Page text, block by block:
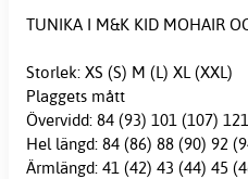
TUNIKA I M&K KID MOHAIR
Storlek: XS (S) M (L) XL (XXL)
Plaggets mått
Övervidd: 84 (93) 101 (107)
Hel längd: 84 (86) 88 (90) 92
Ärmlängd: 41 (42) 43 (44) 45